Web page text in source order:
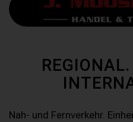
Nah- und Fernverkehr.